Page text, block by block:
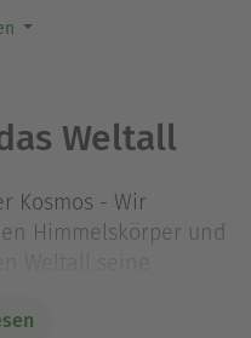
Weltall
Kosmos - Wir
Himmelskörper und
mutigen